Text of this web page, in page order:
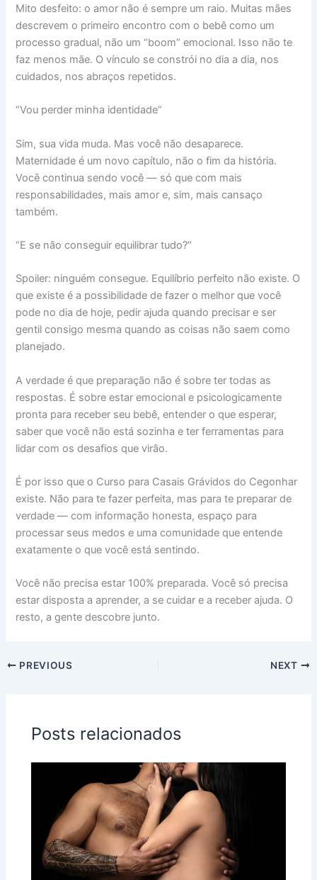
Mito desfeito: o amor não é sempre um raio. Muitas mães
descrevem o primeiro encontro com o bebê como um
processo gradual, não um “boom” emocional. Isso não te
faz menos mãe. O vínculo se constrói no dia a dia, nos
cuidados, nos abraços repetidos.
“Vou perder minha identidade”
Sim, sua vida muda. Mas você não desaparece.
Maternidade é um novo capítulo, não o fim da história.
Você continua sendo você — só que com mais
responsabilidades, mais amor e, sim, mais cansaço
também.
“E se não conseguir equilibrar tudo?”
Spoiler: ninguém consegue. Equilíbrio perfeito não existe. O
que existe é a possibilidade de fazer o melhor que você
pode no dia de hoje, pedir ajuda quando precisar e ser
gentil consigo mesma quando as coisas não saem como
planejado.
A verdade é que preparação não é sobre ter todas as
respostas. É sobre estar emocional e psicologicamente
pronta para receber seu bebê, entender o que esperar,
saber que você não está sozinha e ter ferramentas para
lidar com os desafios que virão.
É por isso que o Curso para Casais Grávidos do Cegonhar
existe. Não para te fazer perfeita, mas para te preparar de
verdade — com informação honesta, espaço para
processar seus medos e uma comunidade que entende
exatamente o que você está sentindo.
Você não precisa estar 100% preparada. Você só precisa
estar disposta a aprender, a se cuidar e a receber ajuda. O
resto, a gente descobre junto.
PREVIOUS NEXT
Posts relacionados